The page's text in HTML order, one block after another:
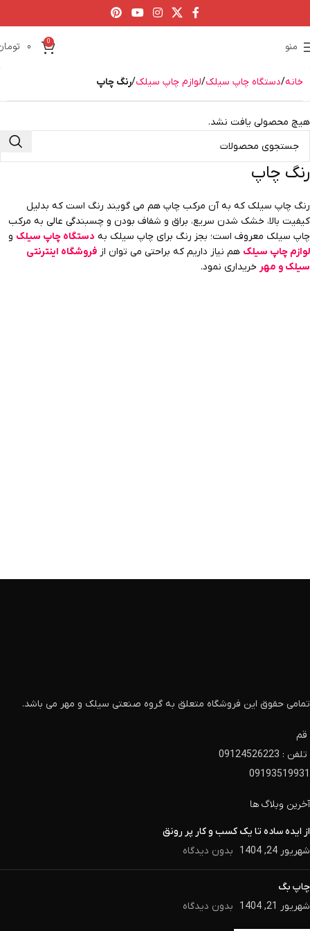
منو 0
0
خانه دستگاه چاپ سیلک لوازم چاپ سیلک رنگ چاپ
هیچ محصولی یافت نشد.
رنگ چاپ
رنگ چاپ سیلک که به آن مرکب چاپ هم می گویند رنگ است که بدلیل
کیفیت بالا، خشک شدن سریع، براق و شفاف بودن و چسبندگی عالی به مرکب
چاپ سیلک معروف است؛ بجز رنگ برای چاپ سیلک به دستگاه چاپ سیلک و
لوازم چاپ سیلک هم نیاز داریم که براحتی می توان از فروشگاه اینترنتی
سیلک و مهر خریداری نمود.
تمامی حقوق این فروشگاه متعلق به گروه صنعتی سیلک و مهر می باشد.
قم
تلفن : 09124526223
09193519931
آخرین وبلاگ ها
از ایده ساده تا یک کسب و کار پر رونق
شهریور 24, 1404
بدون دیدگاه
چاپ بگ
شهریور 21, 1404
بدون دیدگاه